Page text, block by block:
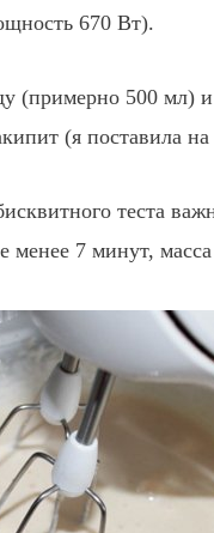
670 Вт).
(примерно 500 мл)
(я поставила
теста
7 минут,